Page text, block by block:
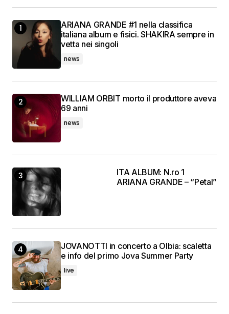
ARIANA GRANDE #1 nella classifica
italiana album e fisici. SHAKIRA sempre in
vetta nei singoli
news
WILLIAM ORBIT morto il produttore aveva
69 anni
news
ITA ALBUM: N.ro 1
ARIANA GRANDE – “Petal”
JOVANOTTI in concerto a Olbia: scaletta
e info del primo Jova Summer Party
live